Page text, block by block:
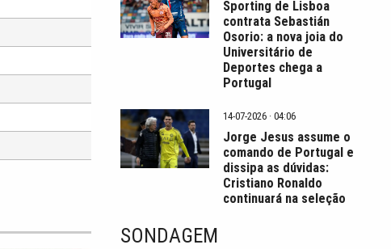
Sporting de Lisboa
contrata Sebastián
Osorio: a nova joia do
Universitário de
Deportes chega a
Portugal
14-07-2026 · 04:06
Jorge Jesus assume o
comando de Portugal e
dissipa as dúvidas:
Cristiano Ronaldo
continuará na seleção
SONDAGEM